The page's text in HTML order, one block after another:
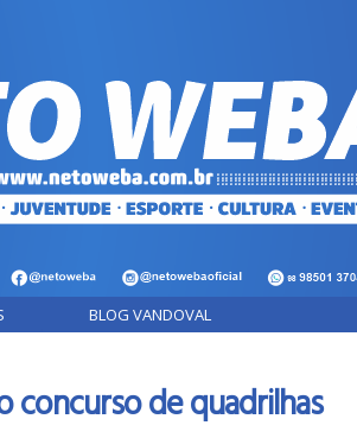
BLOG VANDOVAL
concurso de quadrilhas